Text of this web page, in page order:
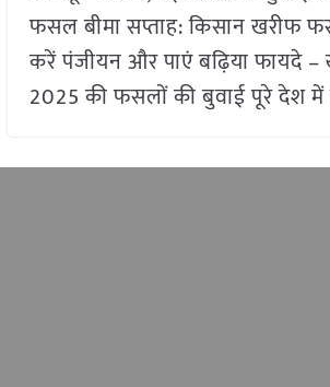
फसल बीमा सप्ताह: किसान खरीफ
करें पंजीयन और पाएं बढ़िया फायदे
2025 की फसलों की बुवाई पूरे देश